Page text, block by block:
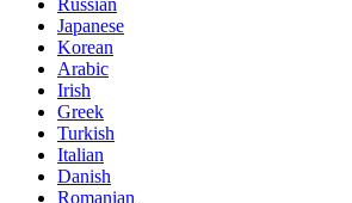
Japanese
Korean
Arabic
Irish
Greek
Turkish
Italian
Danish
Romanian